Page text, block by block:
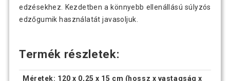
edzésekhez. Kezdetben a könnyebb ellenállású súlyzós
edzőgumik használatát javasoljuk.
Termék részletek:
Méretek: 120 x 0,25 x 15 cm (hossz x vastagság x